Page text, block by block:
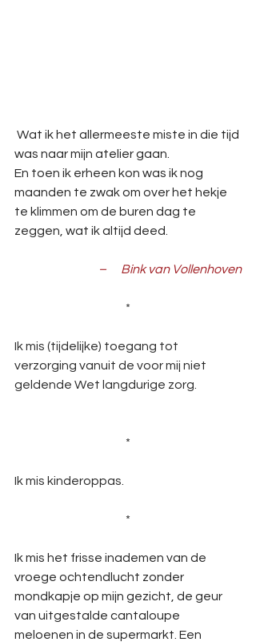
Wat ik het allermeeste miste in die tijd
was naar mijn atelier gaan.
En toen ik erheen kon was ik nog
maanden te zwak om over het hekje
te klimmen om de buren dag te
zeggen, wat ik altijd deed.
–      Bink van Vollenhoven
*
Ik mis (tijdelijke) toegang tot
verzorging vanuit de voor mij niet
geldende Wet langdurige zorg.
*
Ik mis kinderoppas.
*
Ik mis het frisse inademen van de
vroege ochtendlucht zonder
mondkapje op mijn gezicht, de geur
van uitgestalde cantaloupe
meloenen in de supermarkt. Een